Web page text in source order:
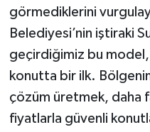
görmediklerini
Belediyesi’nin iştiraki
geçirdiğimiz bu model,
konutta bir ilk.
çözüm üretmek, daha
fiyatlarla güvenli